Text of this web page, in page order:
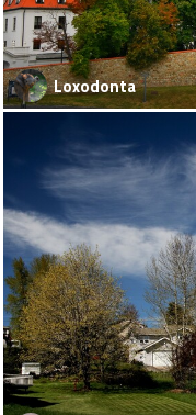
Loxodonta